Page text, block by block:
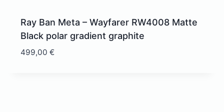
Ray Ban Meta – Wayfarer RW4008 Matte
Black polar gradient graphite
499,00€